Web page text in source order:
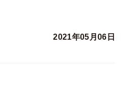
2021年05月06日